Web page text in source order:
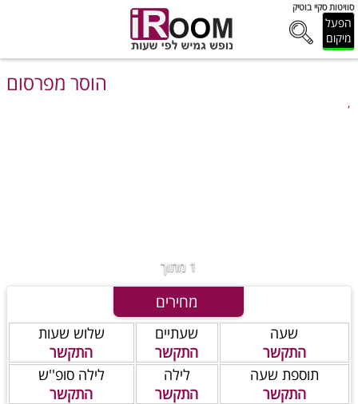
סוויטות סקיי בוטיק
הפעל
מיקום
,
הוסר מפרסום
1 מתוך
מחירים
שעה
התקשר
שעתיים
התקשר
שלוש שעות
התקשר
תוספת שעה
התקשר
לילה
התקשר
לילה סופ''ש
התקשר